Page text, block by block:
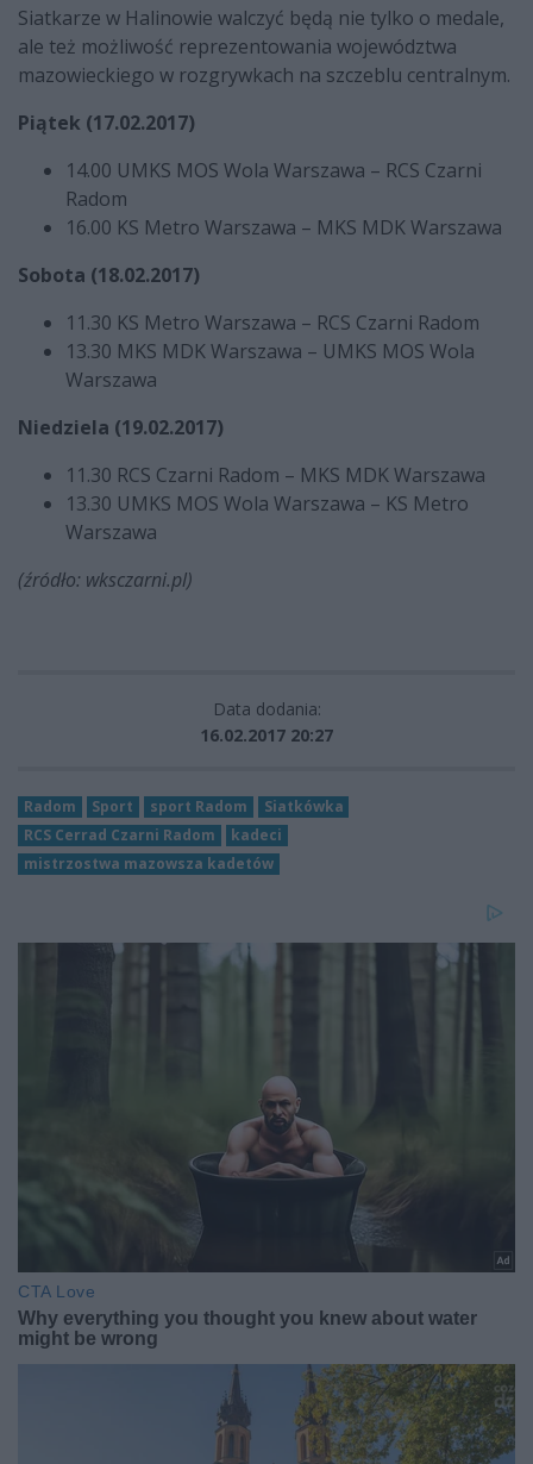
Siatkarze w Halinowie walczyć będą nie tylko o medale,
ale też możliwość reprezentowania województwa
mazowieckiego w rozgrywkach na szczeblu centralnym.
Piątek (17.02.2017)
14.00 UMKS MOS Wola Warszawa – RCS Czarni
Radom
16.00 KS Metro Warszawa – MKS MDK Warszawa
Sobota (18.02.2017)
11.30 KS Metro Warszawa – RCS Czarni Radom
13.30 MKS MDK Warszawa – UMKS MOS Wola
Warszawa
Niedziela (19.02.2017)
11.30 RCS Czarni Radom – MKS MDK Warszawa
13.30 UMKS MOS Wola Warszawa – KS Metro
Warszawa
(źródło: wksczarni.pl)
Data dodania:
16.02.2017 20:27
Radom Sport sport Radom
Siatkówka
RCS Cerrad Czarni Radom
kadeci
mistrzostwa mazowsza kadetów